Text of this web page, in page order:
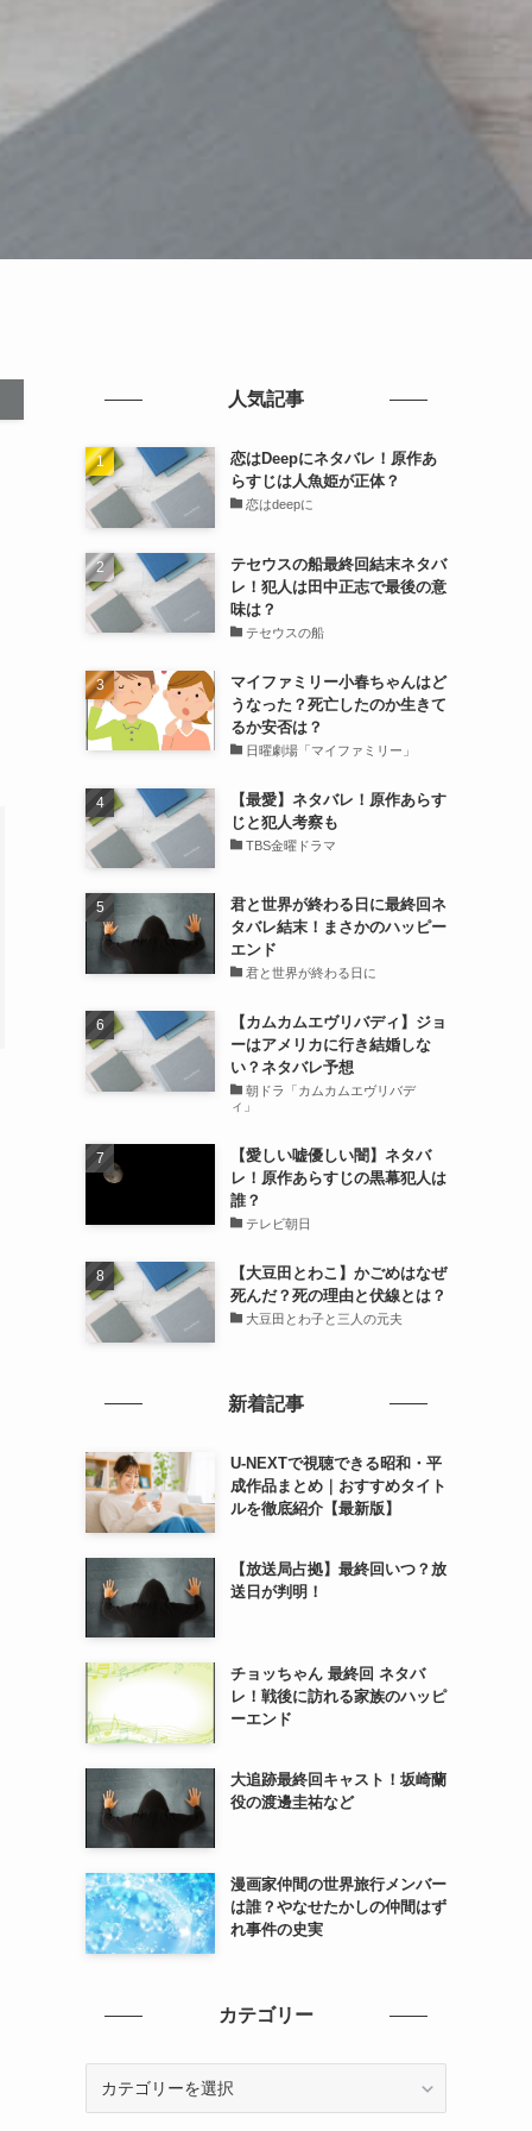
人気記事
恋はDeepにネタバレ！原作あ
らすじは人魚姫が正体？
恋はdeepに
テセウスの船最終回結末ネタバ
レ！犯人は田中正志で最後の意
味は？
テセウスの船
マイファミリー小春ちゃんはど
うなった？死亡したのか生きて
るか安否は？
日曜劇場「マイファミリー」
【最愛】ネタバレ！原作あらす
じと犯人考察も
TBS金曜ドラマ
君と世界が終わる日に最終回ネ
タバレ結末！まさかのハッピー
エンド
君と世界が終わる日に
【カムカムエヴリバディ】ジョ
ーはアメリカに行き結婚しな
い？ネタバレ予想
朝ドラ「カムカムエヴリバデ
ィ」
【愛しい嘘優しい闇】ネタバ
レ！原作あらすじの黒幕犯人は
誰？
テレビ朝日
【大豆田とわこ】かごめはなぜ
死んだ？死の理由と伏線とは？
大豆田とわ子と三人の元夫
新着記事
U-NEXTで視聴できる昭和・平
成作品まとめ｜おすすめタイト
ルを徹底紹介【最新版】
【放送局占拠】最終回いつ？放
送日が判明！
チョッちゃん 最終回 ネタバ
レ！戦後に訪れる家族のハッピ
ーエンド
大追跡最終回キャスト！坂崎蘭
役の渡邊圭祐など
漫画家仲間の世界旅行メンバー
は誰？やなせたかしの仲間はず
れ事件の史実
カテゴリー